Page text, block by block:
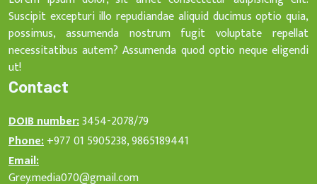
Suscipit excepturi illo repudiandae aliquid ducimus optio quia,
possimus, assumenda nostrum fugit voluptate repellat
necessitatibus autem? Assumenda quod optio neque eligendi
ut!
Contact
DOIB number:3454-2078/79
Phone:+977 01 5905238, 9865189441
Email:
Grey.media070@gmail.com